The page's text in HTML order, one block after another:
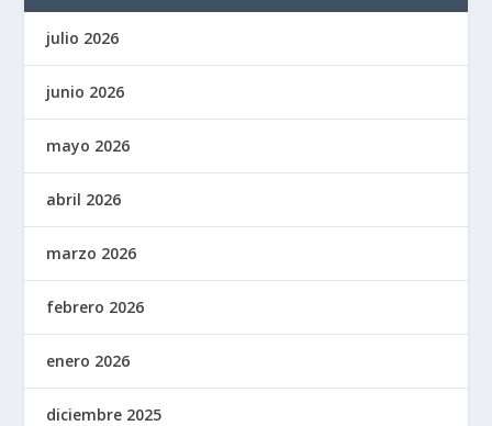
julio 2026
junio 2026
mayo 2026
abril 2026
marzo 2026
febrero 2026
enero 2026
diciembre 2025